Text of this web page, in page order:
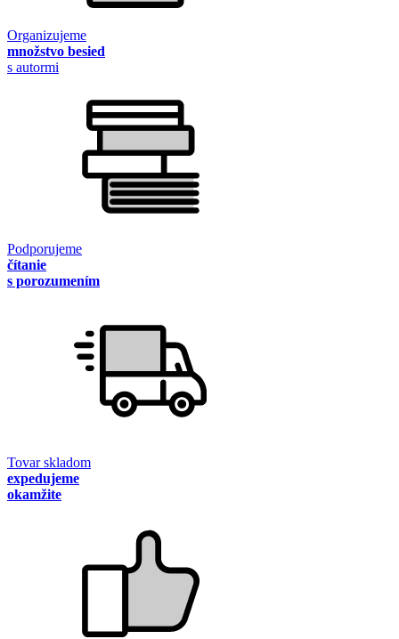
Organizujeme
množstvo besied
s autormi
Podporujeme
čítanie
s porozumením
Tovar skladom
expedujeme
okamžite